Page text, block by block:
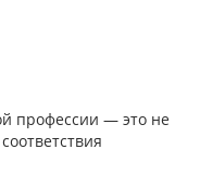
профессии — это не